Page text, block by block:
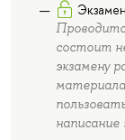
Экзамен
состоит
экзамену